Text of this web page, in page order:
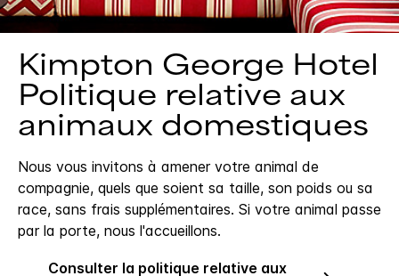
Kimpton George Hotel
Politique relative aux
animaux domestiques
Nous vous invitons à amener votre animal de
compagnie, quels que soient sa taille, son poids ou sa
race, sans frais supplémentaires. Si votre animal passe
par la porte, nous l'accueillons.
Consulter la politique relative aux